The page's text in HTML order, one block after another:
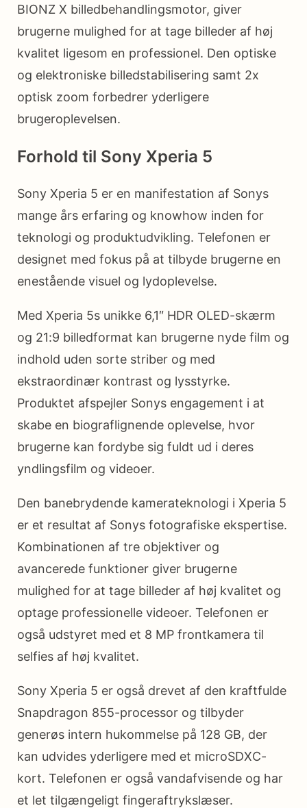
BIONZ X billedbehandlingsmotor, giver
brugerne mulighed for at tage billeder af høj
kvalitet ligesom en professionel. Den optiske
og elektroniske billedstabilisering samt 2x
optisk zoom forbedrer yderligere
brugeroplevelsen.
Forhold til Sony Xperia 5
Sony Xperia 5 er en manifestation af Sonys
mange års erfaring og knowhow inden for
teknologi og produktudvikling. Telefonen er
designet med fokus på at tilbyde brugerne en
enestående visuel og lydoplevelse.
Med Xperia 5s unikke 6,1″ HDR OLED-skærm
og 21:9 billedformat kan brugerne nyde film og
indhold uden sorte striber og med
ekstraordinær kontrast og lysstyrke.
Produktet afspejler Sonys engagement i at
skabe en biograflignende oplevelse, hvor
brugerne kan fordybe sig fuldt ud i deres
yndlingsfilm og videoer.
Den banebrydende kamerateknologi i Xperia 5
er et resultat af Sonys fotografiske ekspertise.
Kombinationen af tre objektiver og
avancerede funktioner giver brugerne
mulighed for at tage billeder af høj kvalitet og
optage professionelle videoer. Telefonen er
også udstyret med et 8 MP frontkamera til
selfies af høj kvalitet.
Sony Xperia 5 er også drevet af den kraftfulde
Snapdragon 855-processor og tilbyder
generøs intern hukommelse på 128 GB, der
kan udvides yderligere med et microSDXC-
kort. Telefonen er også vandafvisende og har
et let tilgængeligt fingeraftrykslæser.